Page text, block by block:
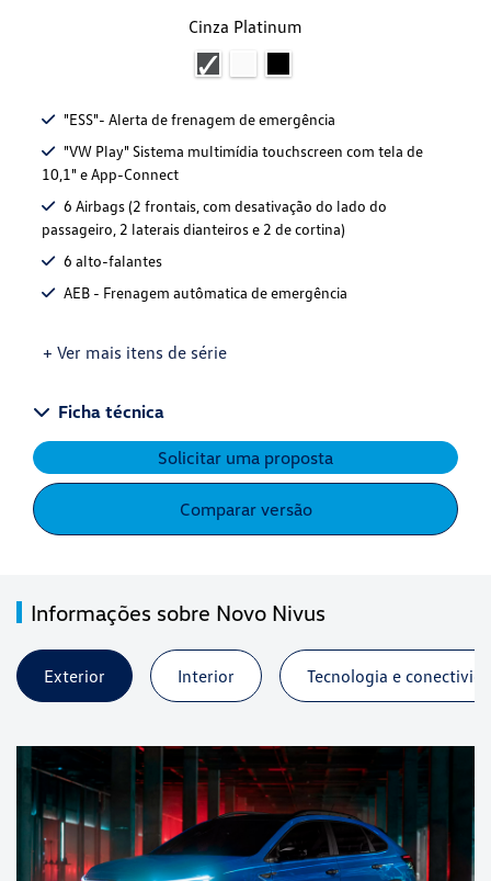
Cinza Platinum
"ESS"- Alerta de frenagem de emergência
"VW Play" Sistema multimídia touchscreen com tela de
10,1" e App-Connect
6 Airbags (2 frontais, com desativação do lado do
passageiro, 2 laterais dianteiros e 2 de cortina)
6 alto-falantes
AEB - Frenagem autômatica de emergência
+ Ver mais itens de série
Ficha técnica
Solicitar uma proposta
Comparar versão
Informações sobre Novo Nivus
Exterior Interior Tecnologia e